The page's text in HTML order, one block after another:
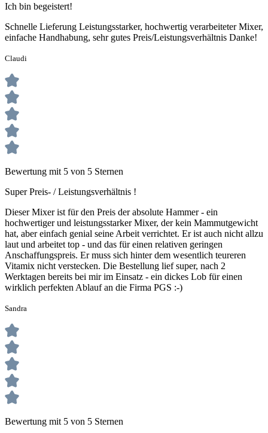
Ich bin begeistert!
Schnelle Lieferung Leistungsstarker, hochwertig verarbeiteter Mixer,
einfache Handhabung, sehr gutes Preis/Leistungsverhältnis Danke!
Claudi
Bewertung mit 5 von 5 Sternen
Super Preis- / Leistungsverhältnis !
Dieser Mixer ist für den Preis der absolute Hammer - ein
hochwertiger und leistungsstarker Mixer, der kein Mammutgewicht
hat, aber einfach genial seine Arbeit verrichtet. Er ist auch nicht allzu
laut und arbeitet top - und das für einen relativen geringen
Anschaffungspreis. Er muss sich hinter dem wesentlich teureren
Vitamix nicht verstecken. Die Bestellung lief super, nach 2
Werktagen bereits bei mir im Einsatz - ein dickes Lob für einen
wirklich perfekten Ablauf an die Firma PGS :-)
Sandra
Bewertung mit 5 von 5 Sternen